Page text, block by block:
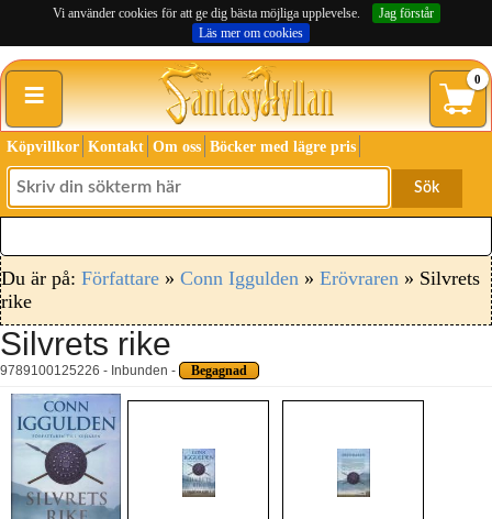
Vi använder cookies för att ge dig bästa möjliga upplevelse.
Jag förstår
Läs mer om cookies
≡ 0
Köpvillkor Kontakt Om oss Böcker med lägre pris
Sök
Du är på: Författare » Conn Iggulden » Erövraren » Silvrets
rike
Silvrets rike
9789100125226 - Inbunden - Begagnad